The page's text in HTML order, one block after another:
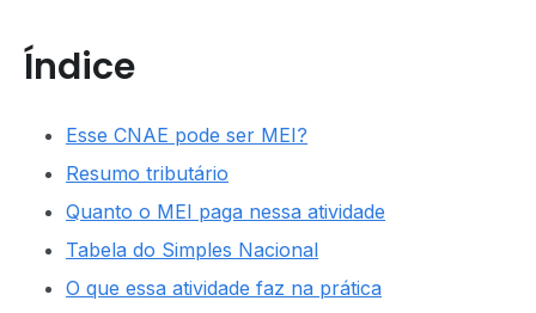
Índice
Esse CNAE pode ser MEI?
Resumo tributário
Quanto o MEI paga nessa atividade
Tabela do Simples Nacional
O que essa atividade faz na prática